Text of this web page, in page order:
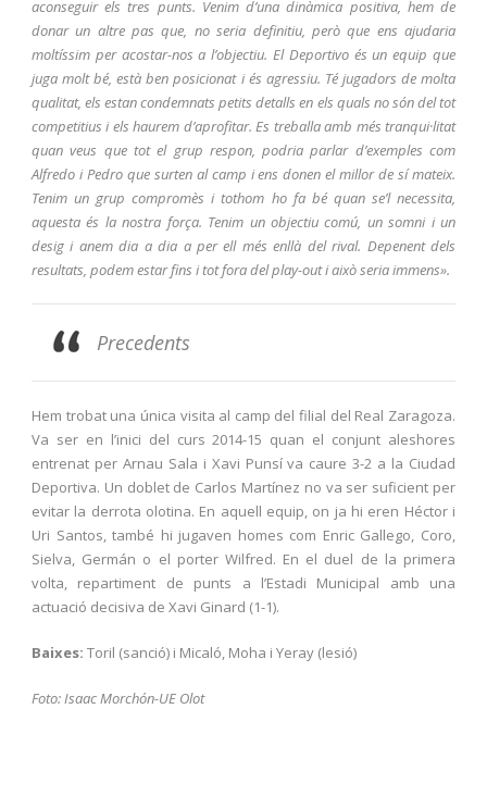
aconseguir els tres punts. Venim d’una dinàmica positiva, hem de
donar un altre pas que, no seria definitiu, però que ens ajudaria
moltíssim per acostar-nos a l’objectiu. El Deportivo és un equip que
juga molt bé, està ben posicionat i és agressiu. Té jugadors de molta
qualitat, els estan condemnats petits detalls en els quals no són del tot
competitius i els haurem d’aprofitar. Es treballa amb més tranqui·litat
quan veus que tot el grup respon, podria parlar d’exemples com
Alfredo i Pedro que surten al camp i ens donen el millor de sí mateix.
Tenim un grup compromès i tothom ho fa bé quan se’l necessita,
aquesta és la nostra força. Tenim un objectiu comú, un somni i un
desig i anem dia a dia a per ell més enllà del rival. Depenent dels
resultats, podem estar fins i tot fora del play-out i això seria immens».
Precedents
Hem trobat una única visita al camp del filial del Real Zaragoza.
Va ser en l’inici del curs 2014-15 quan el conjunt aleshores
entrenat per Arnau Sala i Xavi Punsí va caure 3-2 a la Ciudad
Deportiva. Un doblet de Carlos Martínez no va ser suficient per
evitar la derrota olotina. En aquell equip, on ja hi eren Héctor i
Uri Santos, també hi jugaven homes com Enric Gallego, Coro,
Sielva, Germán o el porter Wilfred. En el duel de la primera
volta, repartiment de punts a l’Estadi Municipal amb una
actuació decisiva de Xavi Ginard (1-1).
Baixes: Toril (sanció) i Micaló, Moha i Yeray (lesió)
Foto: Isaac Morchón-UE Olot